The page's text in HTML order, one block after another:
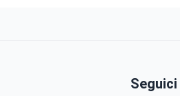
Seguici